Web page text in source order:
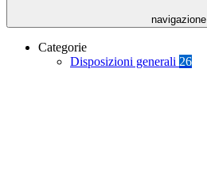
navigazione
Categorie
Disposizioni generali 26